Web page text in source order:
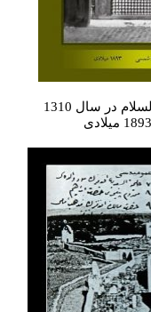
ضریح حضرات معصومین بقیع علیهم السلام در سال 1310